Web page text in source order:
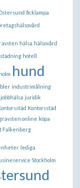
ficklampa
hälsa hälsovård
hotell
hund
industrimålning
jobbhälsa juridik
Kontorsstäd
online köpa
Falkenberg
lediga
Stockholm